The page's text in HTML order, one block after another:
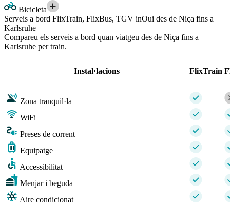
Bicicleta
Serveis a bord FlixTrain, FlixBus, TGV inOui des de Niça fins a
Karlsruhe
Compareu els serveis a bord quan viatgeu des de Niça fins a
Karlsruhe per train.
Instal·lacions FlixTrain
Zona tranquil·la
WiFi
Preses de corrent
Equipatge
Accessibilitat
Menjar i beguda
Aire condicionat